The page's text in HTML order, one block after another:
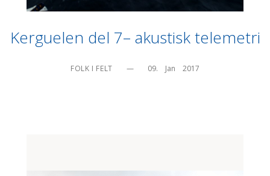
Kerguelen del 7– akustisk telemetri
FOLK I FELT — 09.    Jan    2017